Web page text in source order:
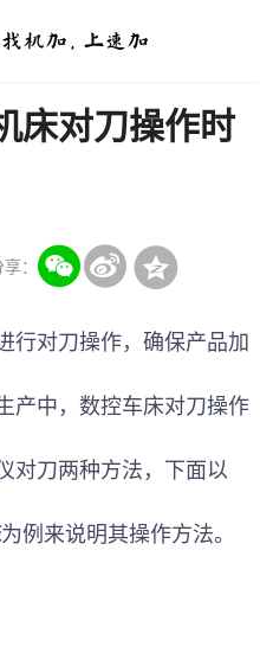
床对刀操作时
：
行对刀操作，确保产品加
产中， 数控车床对刀操作
对刀两种方法 ， 下面以
为例来说明其操作方法。